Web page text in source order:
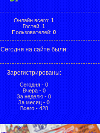
Онлайн всего: 1
Гостей: 1
Пользователей: 0
Сегодня на сайте были:
Зарегистрированы:
Сегодня - 0
Вчера - 0
За неделю - 0
За месяц - 0
Всего - 428